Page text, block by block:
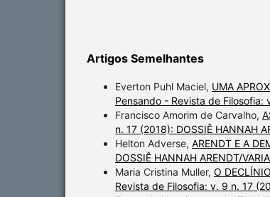
Artigos Semelhantes
Everton Puhl Maciel, UMA
Pensando - Revista de Filosofia:
Francisco Amorim de Carvalho,
n. 17 (2018): DOSSIÊ HANNAH
Helton Adverse, ARENDT E A
DOSSIÊ HANNAH ARENDT/VARIA
Maria Cristina Muller, O
Revista de Filosofia: v. 9 n. 17